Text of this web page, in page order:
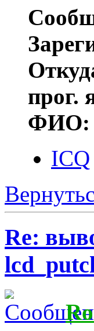
прог.
ФИО:
ICQ
Re: